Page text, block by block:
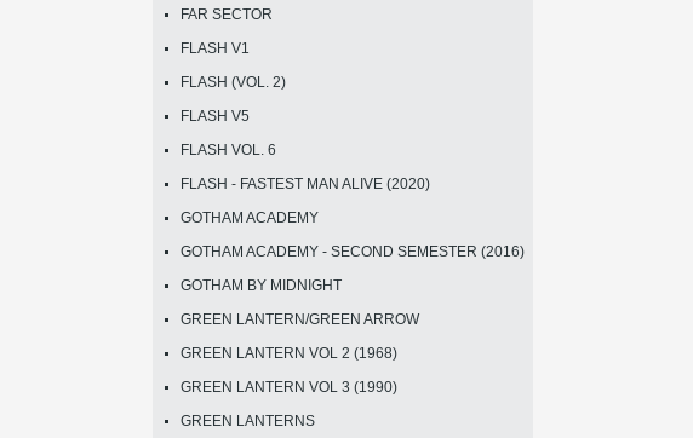
FAR SECTOR
FLASH V1
FLASH (VOL. 2)
FLASH V5
FLASH VOL. 6
FLASH - FASTEST MAN ALIVE (2020)
GOTHAM ACADEMY
GOTHAM ACADEMY - SECOND SEMESTER (2016)
GOTHAM BY MIDNIGHT
GREEN LANTERN/GREEN ARROW
GREEN LANTERN VOL 2 (1968)
GREEN LANTERN VOL 3 (1990)
GREEN LANTERNS